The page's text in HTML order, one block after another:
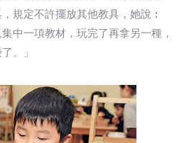
規定不許擺放其他教具，她說︰
中一項教材，玩完了再拿另一種，
。」